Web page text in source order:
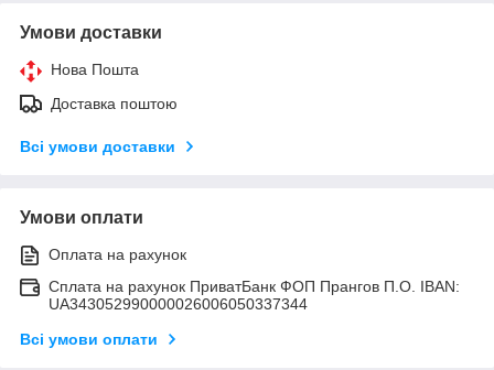
Умови доставки
Нова Пошта
Доставка поштою
Всі умови доставки
Умови оплати
Оплата на рахунок
Сплата на рахунок ПриватБанк ФОП Прангов П.О. IBAN:
UA343052990000026006050337344
Всі умови оплати